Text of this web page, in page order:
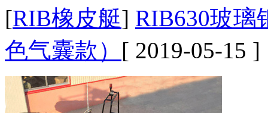
[RIB橡皮艇] RIB630玻璃
色气囊款） [ 2019-05-15 ]